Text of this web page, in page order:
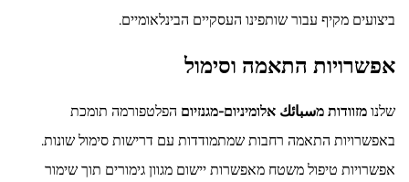
ביצועים מקיף עבור שותפינו העסקיים הבינלאומיים.
אפשרויות התאמה וסימול
שלנו מזוודות מسبائك אלומיניום-מגנזיום הפלטפורמה תומכת
באפשרויות התאמה רחבות שמתמודדות עם דרישות סימול שונות.
אפשרויות טיפול משטח מאפשרות יישום מגוון גימורים תוך שימור